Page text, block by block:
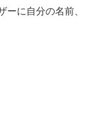
に自分の名前、